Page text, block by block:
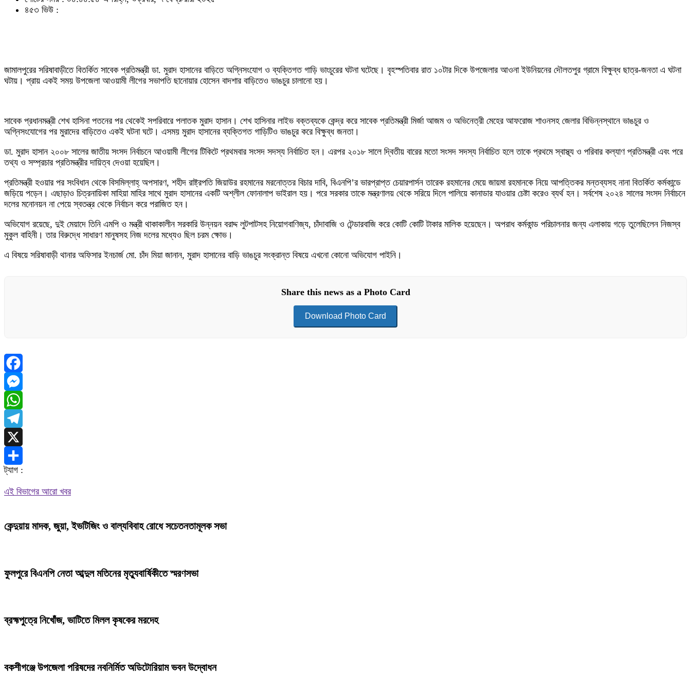
৪৫৩ ভিউ :
জামালপুরের সরিষাবাড়ীতে বিতর্কিত সাবেক প্রতিমন্ত্রী ডা. মুরাদ হাসানের বাড়িতে অগ্নিসংযোগ ও ব্যক্তিগত গাড়ি ভাংচুরের ঘটনা ঘটেছে। বৃহস্পতিবার রাত ১০টার দিকে উপজেলার আওনা ইউনিয়নের দৌলতপুর গ্রামে বিক্ষুব্ধ ছাত্র-জনতা এ ঘটনা
ঘটায়। প্রায় একই সময় উপজেলা আওয়ামী লীগের সভাপতি ছানোয়ার হোসেন বাদশার বাড়িতেও ভাঙচুর চালানো হয়।
সাবেক প্রধানমন্ত্রী শেখ হাসিনা পতনের পর থেকেই সপরিবারে পলাতক মুরাদ হাসান। শেখ হাসিনার লাইভ বক্তব্যকে কেন্দ্র করে সাবেক প্রতিমন্ত্রী মির্জা আজম ও অভিনেত্রী মেহের আফরোজ শাওনসহ জেলার বিভিন্নস্থানে ভাঙচুর ও
অগ্নিসংযোগের পর মুরাদের বাড়িতেও একই ঘটনা ঘটে। এসময় মুরাদ হাসানের ব্যক্তিগত গাড়িটিও ভাঙচুর করে বিক্ষুব্ধ জনতা।
ডা. মুরাদ হাসান ২০০৮ সালের জাতীয় সংসদ নির্বাচনে আওয়ামী লীগের টিকিটে প্রথমবার সংসদ সদস্য নির্বাচিত হন। এরপর ২০১৮ সালে দ্বিতীয় বারের মতো সংসদ সদস্য নির্বাচিত হলে তাকে প্রথমে স্বাস্থ্য ও পরিবার কল্যাণ প্রতিমন্ত্রী এবং পরে
তথ্য ও সম্প্রচার প্রতিমন্ত্রীর দায়িত্ব দেওয়া হয়েছিল।
প্রতিমন্ত্রী হওয়ার পর সংবিধান থেকে বিসমিল্লাহ্ অপসারণ, শহীদ রাষ্ট্রপতি জিয়াউর রহমানের মরনোত্তর বিচার দাবি, বিএনপি’র ভারপ্রাপ্ত চেয়ারপার্সন তারেক রহমানের মেয়ে জায়মা রহমানকে নিয়ে আপত্তিকর মন্তব্যসহ নানা বিতর্কিত কর্মকান্ডে
জড়িয়ে পড়েন। এছাড়াও চিত্রনায়িকা মাহিয়া মাহির সাথে মুরাদ হাসানের একটি অশ্লীল ফোনালাপ ভাইরাল হয়। পরে সরকার তাকে মন্ত্রণালয় থেকে সরিয়ে দিলে পালিয়ে কানাডার যাওয়ার চেষ্টা করেও ব্যর্থ হন। সর্বশেষ ২০২৪ সালের সংসদ নির্বাচনে
দলের মনোনয়ন না পেয়ে স্বতন্ত্র থেকে নির্বাচন করে পরাজিত হন।
অভিযোগ রয়েছে, দুই মেয়াদে তিনি এমপি ও মন্ত্রী থাকাকালীন সরকারি উন্নয়ন বরাদ্দ লুটপাটসহ নিয়োগবাণিজ্য, চাঁদাবাজি ও টেন্ডারবাজি করে কোটি কোটি টাকার মালিক হয়েছেন। অপরাধ কর্মকান্ড পরিচালনার জন্য এলাকায় গড়ে তুলেছিলেন নিজস্ব
মুকুল বাহিনী। তার বিরুদ্ধে সাধারণ মানুষসহ নিজ দলের মধ্যেও ছিল চরম ক্ষোভ।
এ বিষয়ে সরিষাবাড়ী থানার অফিসার ইনচার্জ মো. চাঁদ মিয়া জানান, মুরাদ হাসানের বাড়ি ভাঙচুর সংক্রান্ত বিষয়ে এখনো কোনো অভিযোগ পাইনি।
Share this news as a Photo Card
Download Photo Card
Facebook
Messenger
WhatsApp
Telegram
X
Share
ট্যাগ :
এই বিভাগের আরো খবর
কেন্দুয়ায় মাদক, জুয়া, ইভটিজিং ও বাল্যবিবাহ রোধে সচেতনতামূলক সভা
ফুলপুরে বিএনপি নেতা আব্দুল মতিনের মৃত্যুবার্ষিকীতে স্মরণসভা
ব্রহ্মপুত্রে নিখোঁজ, ভাটিতে মিলল কৃষকের মরদেহ
বকশীগঞ্জে উপজেলা পরিষদের নবনির্মিত অডিটোরিয়াম ভবন উদ্বোধন